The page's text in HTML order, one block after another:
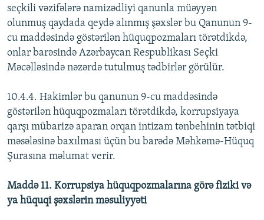
seçkili vəzifələrə namizədliyi qanunla müəyyən
olunmuş qaydada qeydə alınmış şəxslər bu Qanunun 9-
cu maddəsində göstərilən hüquqpozmaları törətdikdə,
onlar barəsində Azərbaycan Respublikası Seçki
Məcəlləsində nəzərdə tutulmuş tədbirlər görülür.
10.4.4. Hakimlər bu qanunun 9-cu maddəsində
göstərilən hüquqpozmaları törətdikdə, korrupsiyaya
qarşı mübarizə aparan orqan intizam tənbehinin tətbiqi
məsələsinə baxılması üçün bu barədə Məhkəmə-Hüquq
Şurasına məlumat verir.
Maddə 11. Korrupsiya hüquqpozmalarına görə fiziki və
ya hüquqi şəxslərin məsuliyyəti